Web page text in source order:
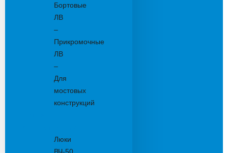
Бортовые
ЛВ
–
Прикромочные
ЛВ
–
Для
мостовых
конструкций
Люки